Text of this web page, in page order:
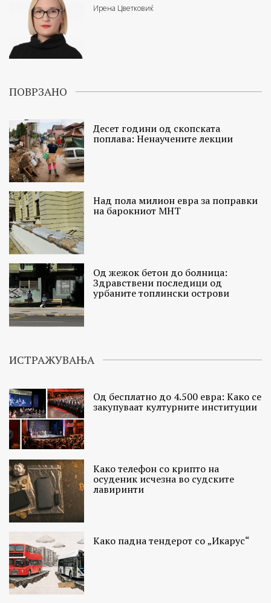
Ирена Цветковиќ
ПОВРЗАНО
Десет години од скопската
поплава: Ненаучените лекции
Над пола милион евра за поправки
на барокниот МНТ
Од жежок бетон до болница:
Здравствени последици од
урбаните топлински острови
ИСТРАЖУВАЊА
Од бесплатно до 4.500 евра: Како се
закупуваат културните институции
Како телефон со крипто на
осуденик исчезна во судските
лавиринти
Како падна тендерот со „Икарус“